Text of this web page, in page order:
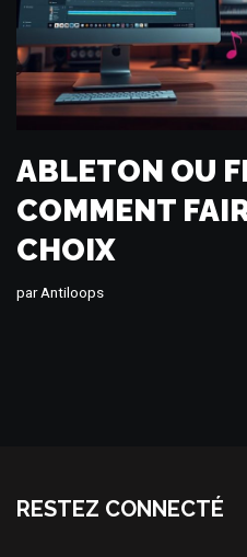
ABLETON OU
COMMENT
CHOIX
parAntiloops
RESTEZ CONNECTÉ